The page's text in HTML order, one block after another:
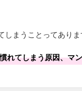
しまうことってありま
れてしまう原因、マ